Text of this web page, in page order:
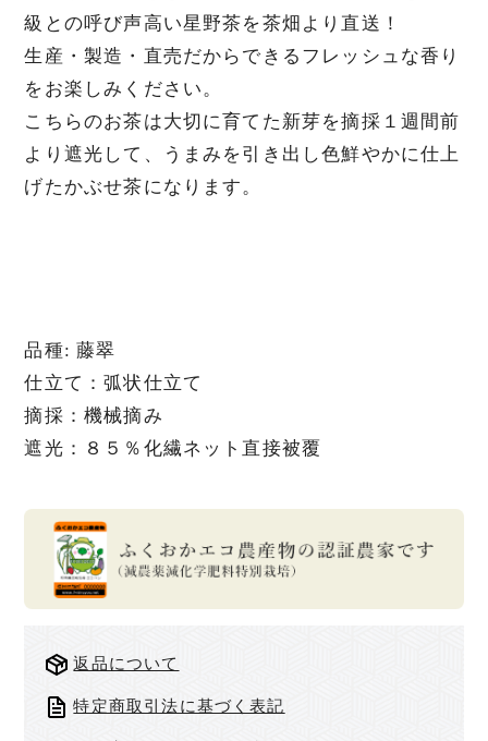
級との呼び声高い星野茶を茶畑より直送！
生産・製造・直売だからできるフレッシュな香り
をお楽しみください。
こちらのお茶は大切に育てた新芽を摘採１週間前
より遮光して、うまみを引き出し色鮮やかに仕上
げたかぶせ茶になります。
品種: 藤翠
仕立て：弧状仕立て
摘採：機械摘み
遮光：８５％化繊ネット直接被覆
返品について
特定商取引法に基づく表記